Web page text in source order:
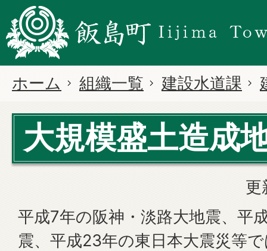
ホーム 組織一覧 建設水道課
大規模盛土造成
更
平成7年の阪神・淡路大地震、平
震、平成23年の東日本大震災等